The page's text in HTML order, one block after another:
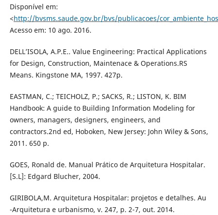
Disponível em:
<http://bvsms.saude.gov.br/bvs/publicacoes/
Acesso em: 10 ago. 2016.
DELL’ISOLA, A.P.E.. Value Engineering: Practical Applications
for Design, Construction, Maintenace & Operations.RS
Means. Kingstone MA, 1997. 427p.
EASTMAN, C.; TEICHOLZ, P.; SACKS, R.; LISTON, K. BIM
Handbook: A guide to Building Information Modeling for
owners, managers, designers, engineers, and
contractors.2nd ed, Hoboken, New Jersey: John Wiley & Sons,
2011. 650 p.
GOES, Ronald de. Manual Prático de Arquitetura Hospitalar.
[S.L]: Edgard Blucher, 2004.
GIRIBOLA,M. Arquitetura Hospitalar: projetos e detalhes. Au
-Arquitetura e urbanismo, v. 247, p. 2-7, out. 2014.